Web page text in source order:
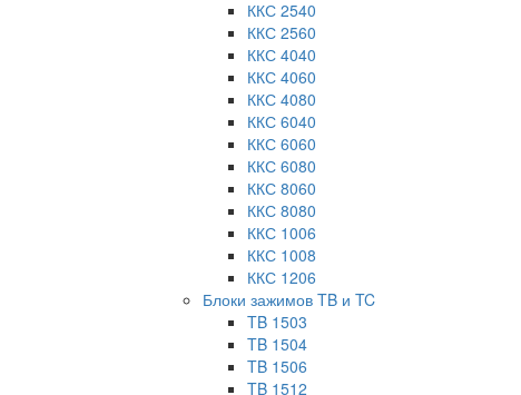
ККС 2540
ККС 2560
ККС 4040
ККС 4060
ККС 4080
ККС 6040
ККС 6060
ККС 6080
ККС 8060
ККС 8080
ККС 1006
ККС 1008
ККС 1206
Блоки зажимов TB и TC
TB 1503
TB 1504
TB 1506
TB 1512